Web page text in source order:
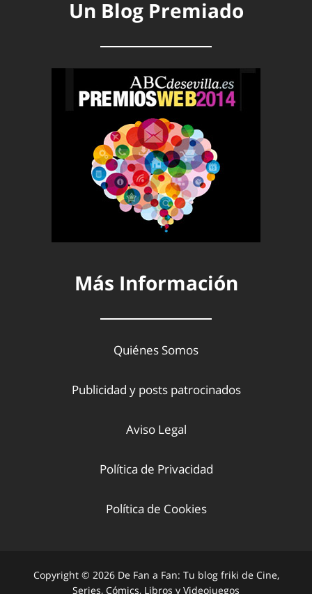
Un Blog Premiado
Más Información
Quiénes Somos
Publicidad y posts patrocinados
Aviso Legal
Política de Privacidad
Política de Cookies
Copyright © 2026 De Fan a Fan: Tu blog friki de Cine,
Series, Cómics, Libros y Videojuegos